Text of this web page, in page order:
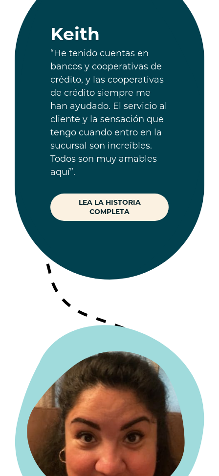
Keith
“He tenido cuentas en
bancos y cooperativas de
crédito, y las cooperativas
de crédito siempre me
han ayudado. El servicio al
cliente y la sensación que
tengo cuando entro en la
sucursal son increíbles.
Todos son muy amables
aquí”.
LEA LA HISTORIA
COMPLETA